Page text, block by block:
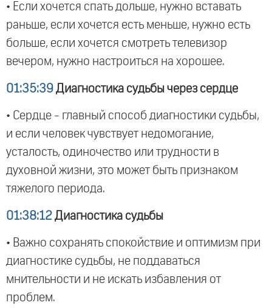
• Если хочется спать дольше, нужно вставать
раньше, если хочется есть меньше, нужно есть
больше, если хочется смотреть телевизор
вечером, нужно настроиться на хорошее.
01:35:39 Диагностика судьбы через сердце
• Сердце - главный способ диагностики судьбы,
и если человек чувствует недомогание,
усталость, одиночество или трудности в
духовной жизни, это может быть признаком
тяжелого периода.
01:38:12 Диагностика судьбы
• Важно сохранять спокойствие и оптимизм при
диагностике судьбы, не поддаваться
мнительности и не искать избавления от
проблем.